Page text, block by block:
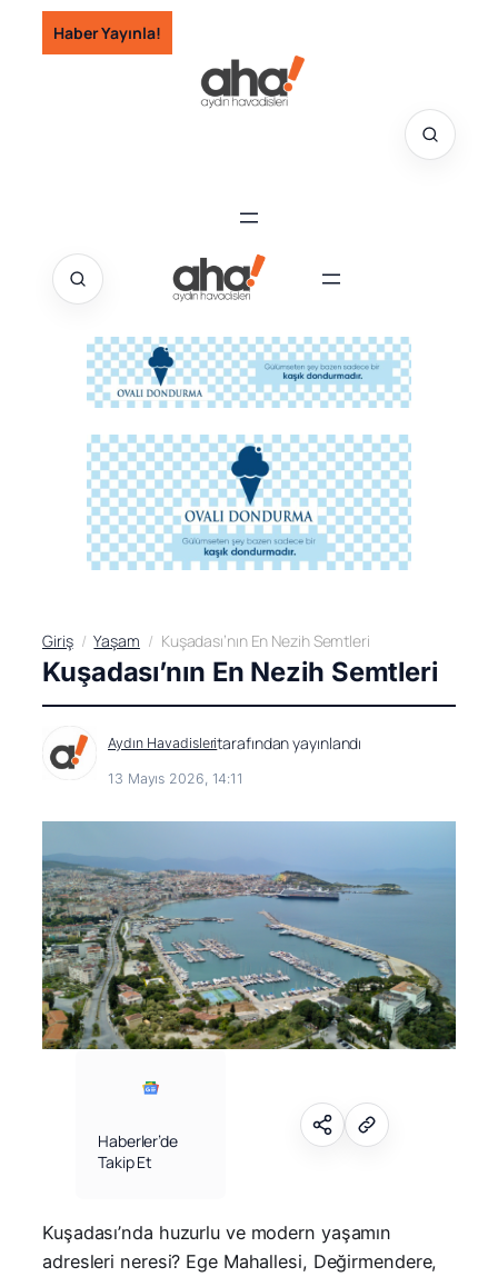
İçeriğe
geç
Haber Yayınla!
Giriş Yaşam Kuşadası’nın En Nezih Semtleri
Kuşadası’nın En Nezih Semtleri
Aydın Havadisleritarafından yayınlandı
13 Mayıs 2026, 14:11
Haberler’de
Takip Et
Kuşadası’nda huzurlu ve modern yaşamın
adresleri neresi? Ege Mahallesi, Değirmendere,